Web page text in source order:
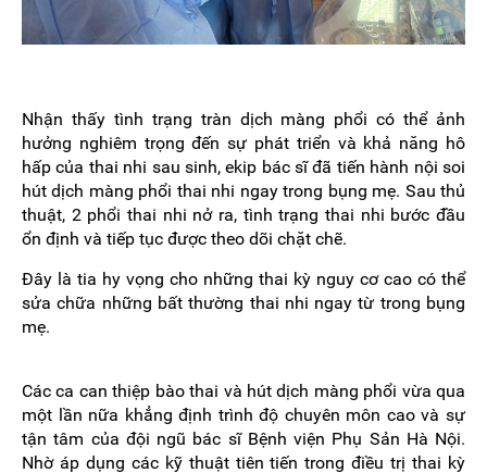
Nhận thấy tình trạng tràn dịch màng phổi có thể ảnh
hưởng nghiêm trọng đến sự phát triển và khả năng hô
hấp của thai nhi sau sinh, ekip bác sĩ đã tiến hành nội soi
hút dịch màng phổi thai nhi ngay trong bụng mẹ. Sau thủ
thuật, 2 phổi thai nhi nở ra, tình trạng thai nhi bước đầu
ổn định và tiếp tục được theo dõi chặt chẽ.
Đây là tia hy vọng cho những thai kỳ nguy cơ cao có thể
sửa chữa những bất thường thai nhi ngay từ trong bụng
mẹ.
Các ca can thiệp bào thai và hút dịch màng phổi vừa qua
một lần nữa khẳng định trình độ chuyên môn cao và sự
tận tâm của đội ngũ bác sĩ Bệnh viện Phụ Sản Hà Nội.
Nhờ áp dụng các kỹ thuật tiên tiến trong điều trị thai kỳ